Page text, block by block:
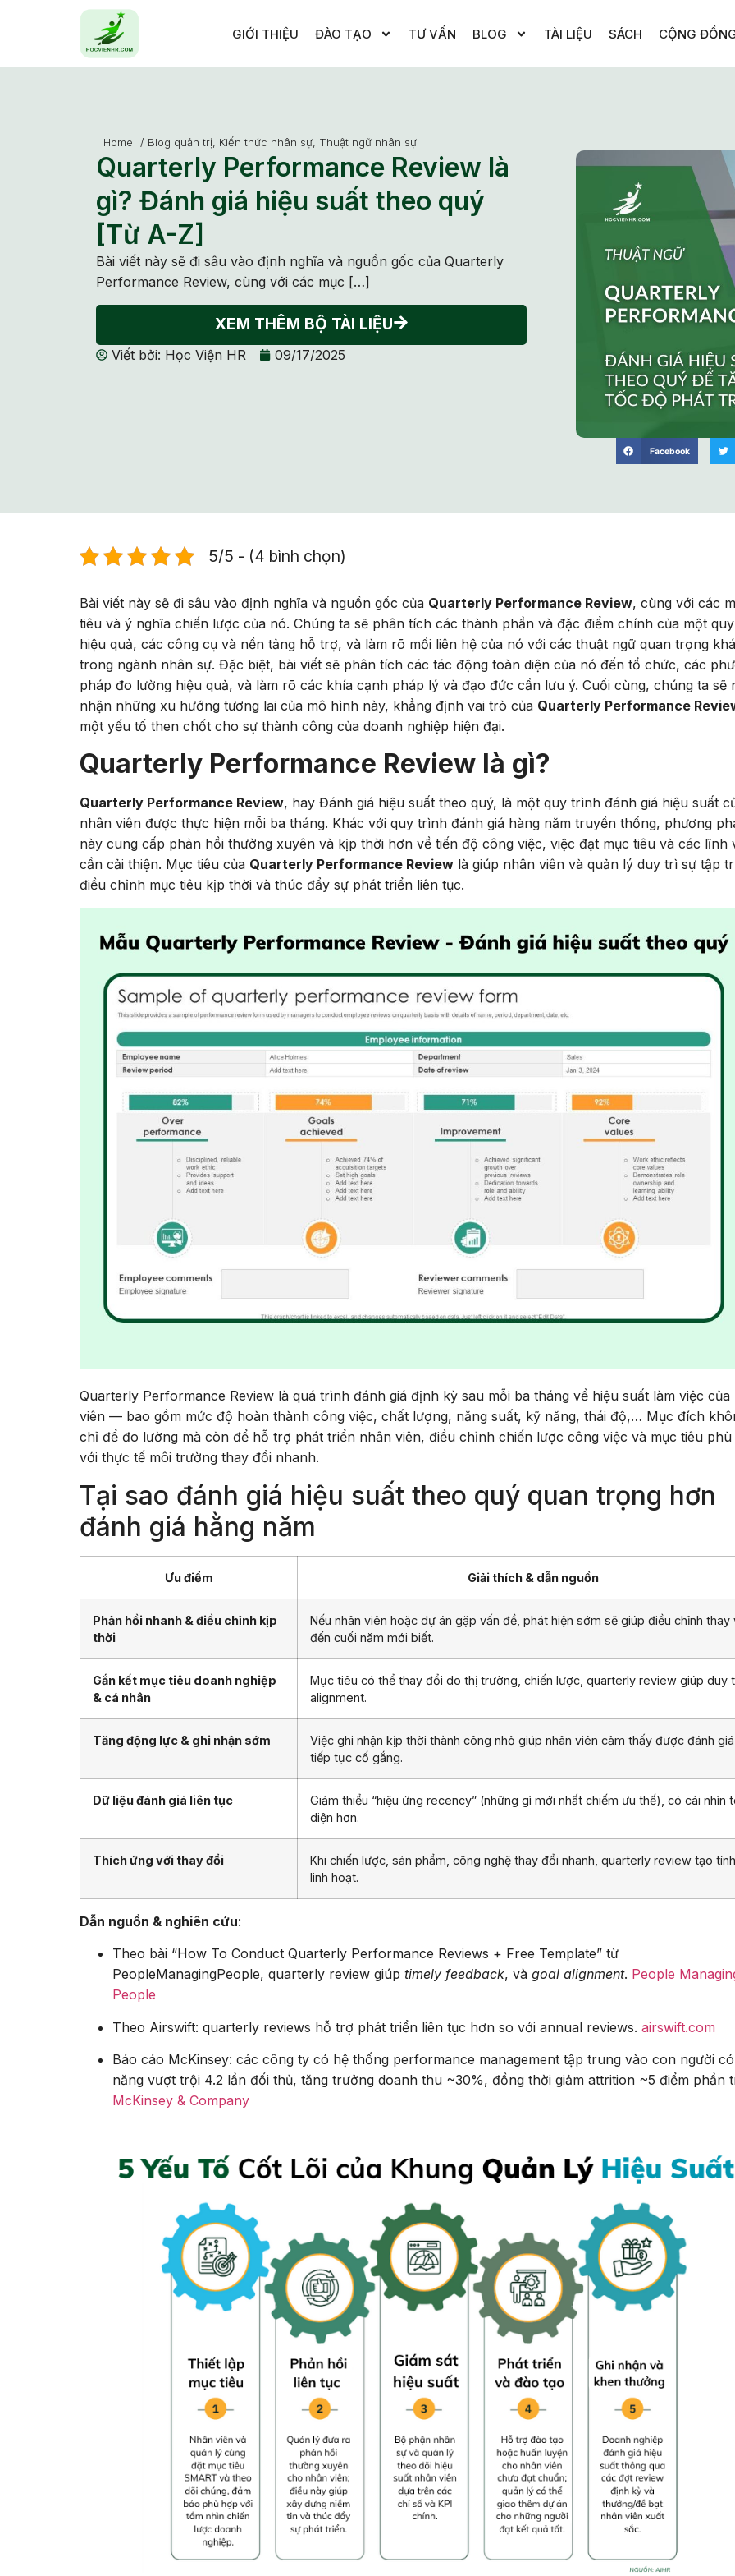
GIỚI THIỆU ĐÀO TẠO TƯ VẤN BLOG TÀI LIỆU SÁCH CỘNG
Home / Blog quản trị, Kiến thức nhân sự, Thuật ngữ nhân sự
Quarterly Performance Review là
gì? Đánh giá hiệu suất theo quý
[Từ A-Z]
Bài viết này sẽ đi sâu vào định nghĩa và nguồn gốc của Quarterly
Performance Review, cùng với các mục […]
XEM THÊM BỘ TÀI LIỆU
Viết bởi: Học Viện HR 09/17/2025
Facebook
5/5 - (4 bình chọn)
Bài viết này sẽ đi sâu vào định nghĩa và nguồn gốc của Quarterly Performance Review, cùng với các
tiêu và ý nghĩa chiến lược của nó. Chúng ta sẽ phân tích các thành phần và đặc điểm chính của một
hiệu quả, các công cụ và nền tảng hỗ trợ, và làm rõ mối liên hệ của nó với các thuật ngữ quan trọng
trong ngành nhân sự. Đặc biệt, bài viết sẽ phân tích các tác động toàn diện của nó đến tổ chức, các
pháp đo lường hiệu quả, và làm rõ các khía cạnh pháp lý và đạo đức cần lưu ý. Cuối cùng, chúng ta sẽ
nhận những xu hướng tương lai của mô hình này, khẳng định vai trò của Quarterly Performance
một yếu tố then chốt cho sự thành công của doanh nghiệp hiện đại.
Quarterly Performance Review là gì?
Quarterly Performance Review, hay Đánh giá hiệu suất theo quý, là một quy trình đánh giá hiệu suất
nhân viên được thực hiện mỗi ba tháng. Khác với quy trình đánh giá hàng năm truyền thống, phương
này cung cấp phản hồi thường xuyên và kịp thời hơn về tiến độ công việc, việc đạt mục tiêu và các lĩnh
cần cải thiện. Mục tiêu của Quarterly Performance Review là giúp nhân viên và quản lý duy trì sự tập
điều chỉnh mục tiêu kịp thời và thúc đẩy sự phát triển liên tục.
Quarterly Performance Review là quá trình đánh giá định kỳ sau mỗi ba tháng về hiệu suất làm việc của
viên — bao gồm mức độ hoàn thành công việc, chất lượng, năng suất, kỹ năng, thái độ,… Mục đích
chỉ để đo lường mà còn để hỗ trợ phát triển nhân viên, điều chỉnh chiến lược công việc và mục tiêu phù
với thực tế môi trường thay đổi nhanh.
Tại sao đánh giá hiệu suất theo quý quan trọng hơn
đánh giá hằng năm
Ưu điểm Giải thích & dẫn nguồn
Phản hồi nhanh & điều chỉnh kịp
thời
Nếu nhân viên hoặc dự án gặp vấn đề, phát hiện sớm sẽ giúp điều chỉnh thay
đến cuối năm mới biết.
Gắn kết mục tiêu doanh nghiệp
& cá nhân
Mục tiêu có thể thay đổi do thị trường, chiến lược, quarterly review giúp duy
alignment.
Tăng động lực & ghi nhận sớm
Việc ghi nhận kịp thời thành công nhỏ giúp nhân viên cảm thấy được đánh
tiếp tục cố gắng.
Dữ liệu đánh giá liên tục
Giảm thiểu “hiệu ứng recency” (những gì mới nhất chiếm ưu thế), có cái nhìn
diện hơn.
Thích ứng với thay đổi
Khi chiến lược, sản phẩm, công nghệ thay đổi nhanh, quarterly review tạo tính
linh hoạt.
Dẫn nguồn & nghiên cứu:
Theo bài “How To Conduct Quarterly Performance Reviews + Free Template” từ
PeopleManagingPeople, quarterly review giúp timely feedback, và goal alignment. People
People
Theo Airswift: quarterly reviews hỗ trợ phát triển liên tục hơn so với annual reviews. airswift.com
Báo cáo McKinsey: các công ty có hệ thống performance management tập trung vào con người
năng vượt trội 4.2 lần đối thủ, tăng trưởng doanh thu ~30%, đồng thời giảm attrition ~5 điểm phần
McKinsey & Company